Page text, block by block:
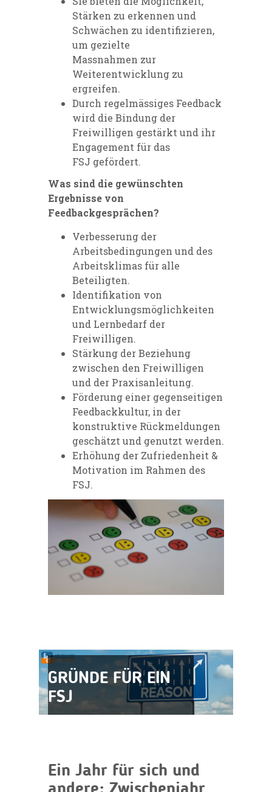
Stärken zu erkennen und
Schwächen zu identifizieren,
um gezielte
Massnahmen zur
Weiterentwicklung zu
ergreifen.
Durch regelmässiges Feedback
wird die Bindung der
Freiwilligen gestärkt und ihr
Engagement für das
FSJ gefördert.
Was sind die gewünschten
Ergebnisse von
Feedbackgesprächen?
Verbesserung der
Arbeitsbedingungen und des
Arbeitsklimas für alle
Beteiligten.
Identifikation von
Entwicklungsmöglichkeiten
und Lernbedarf der
Freiwilligen.
Stärkung der Beziehung
zwischen den Freiwilligen
und der Praxisanleitung.
Förderung einer gegenseitigen
Feedbackkultur, in der
konstruktive Rückmeldungen
geschätzt und genutzt werden.
Erhöhung der Zufriedenheit &
Motivation im Rahmen des
FSJ.
GRÜNDE FÜR EIN
FSJ
Ein Jahr für sich und